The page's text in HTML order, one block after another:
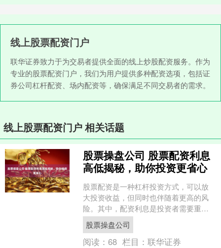
线上股票配资门户
联华证券致力于为交易者提供全面的线上炒股配资服务。作为
专业的股票配资门户，我们为用户提供多种配资选项，包括证
券公司杠杆配资、场内配资等，确保满足不同交易者的需求。
线上股票配资门户 相关话题
股票操盘公司 股票配资利息
高低揭秘，助你投资更省心
股票配资是一种杠杆投资方式，可以放
大投资收益，但同时也伴随着更高的风
险。其中，配资利息是投资者需要重点
关注的因素。 * **监管合规：**平台应获
得相关监管机构....
股票操盘公司
阅读：68 栏目：联华证券